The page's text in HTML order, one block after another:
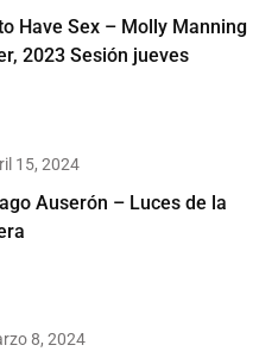
Have Sex – Molly Manning
2023 Sesión jueves
15, 2024
Auserón – Luces de la
8, 2024